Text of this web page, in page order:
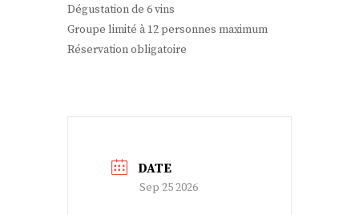
Dégustation de 6 vins
Groupe limité à 12 personnes maximum
Réservation obligatoire
DATE
Sep 25 2026